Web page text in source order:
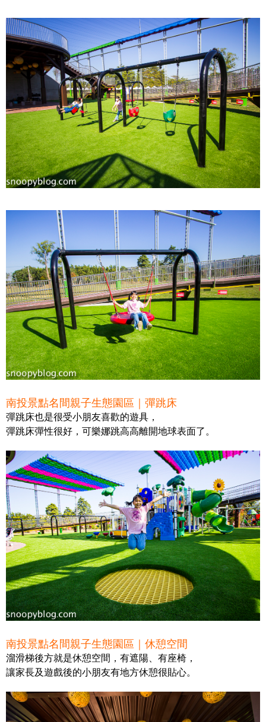
南投景點名間親子生態園區｜彈跳床
彈跳床也是很受小朋友喜歡的遊具，
彈跳床彈性很好，可樂娜跳高高離開地球表面了。
南投景點名間親子生態園區｜休憩空間
溜滑梯後方就是休憩空間，有遮陽、有座椅，
讓家長及遊戲後的小朋友有地方休憩很貼心。